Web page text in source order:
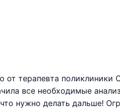
терапевта поликлиники
все необходимые
нужно делать дальше!